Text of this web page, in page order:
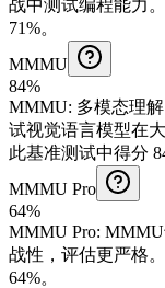
战中测试编程能力。
71%。
MMMU
84%
MMMU: 多模态理解
试视觉语言模型在
此基准测试中得分
MMMU Pro
64%
MMMU Pro:
战性，评估更严格。
64%。